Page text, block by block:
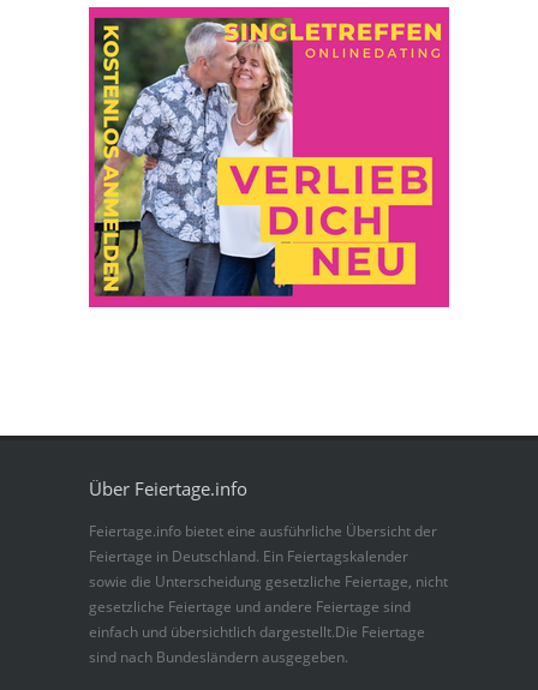
Über Feiertage.info
Feiertage.info bietet eine ausführliche Übersicht der
Feiertage in Deutschland. Ein Feiertagskalender
sowie die Unterscheidung gesetzliche Feiertage, nicht
gesetzliche Feiertage und andere Feiertage sind
einfach und übersichtlich dargestellt.Die Feiertage
sind nach Bundesländern ausgegeben.